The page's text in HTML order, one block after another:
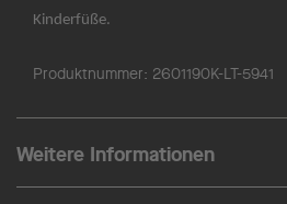
Kinderfüße.
Produktnummer: 2601190K-LT-5941
Weitere Informationen